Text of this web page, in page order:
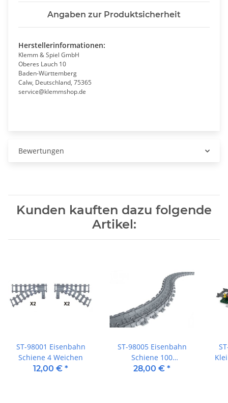
Angaben zur Produktsicherheit
Herstellerinformationen:
Klemm & Spiel GmbH
Oberes Lauch 10
Baden-Württemberg
Calw, Deutschland, 75365
service@klemmshop.de
Bewertungen
Kunden kauften dazu folgende
Artikel:
ST-98001 Eisenbahn
Schiene 4 Weichen
12,00 € *
ST-98005 Eisenbahn
Schiene 100
Flexschienen
28,00 € *